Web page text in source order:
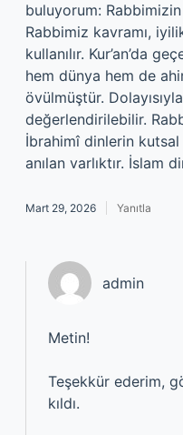
buluyorum:
Rabbimiz kavramı,
kullanılır. Kur’an’da
hem dünya hem de
övülmüştür.
değerlendirilebilir.
İbrahimî dinlerin
anılan varlıktır. İslam
Mart 29, 2026 Yanıtla
admin
Metin!
Teşekkür ederim,
kıldı.